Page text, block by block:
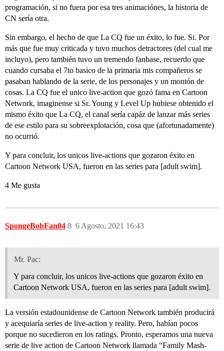
programación, si no fuera por esa tres animaciónes, la historia de
CN sería otra.
Sin embargo, el hecho de que La CQ fue un éxito, lo fue. Si. Por
más que fue muy criticada y tuvo muchos detractores (del cual me
incluyo), pero también tuvo un tremendo fanbase, recuerdo que
cuando cursaba el 7to basico de la primaria mis compañeros se
pasaban hablando de la serie, de los personajes y un montón de
cosas. La CQ fue el unico live-action que gozó fama en Cartoon
Network, imaginense si Sr. Young y Level Up hubiese obtenido el
mismo éxito que La CQ, el canal sería capáz de lanzar más series
de ese estilo para su sobreexplotación, cosa que (afortunadamente)
no ocurrió.
Y para concluir, los unicos live-actions que gozaron éxito en
Cartoon Network USA, fueron en las series para [adult swim].
4 Me gusta
SpongeBobFan04 6 Agosto, 2021 16:43
8
Mr. Pac:
Y para concluir, los unicos live-actions que gozaron éxito en
Cartoon Network USA, fueron en las series para [adult swim].
La versión estadounidense de Cartoon Network también producirá
y acequiaría series de live-action y reality. Pero, habían pocos
porque no sucedieron en los ratings. Pronto, esperamos una nueva
serie de live action de Cartoon Network llamada “Family Mash-